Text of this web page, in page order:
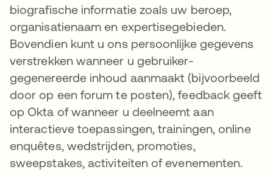
biografische informatie zoals uw beroep,
organisatienaam en expertisegebieden.
Bovendien kunt u ons persoonlijke gegevens
verstrekken wanneer u gebruiker-
gegenereerde inhoud aanmaakt (bijvoorbeeld
door op een forum te posten), feedback geeft
op Okta of wanneer u deelneemt aan
interactieve toepassingen, trainingen, online
enquêtes, wedstrijden, promoties,
sweepstakes, activiteiten of evenementen.